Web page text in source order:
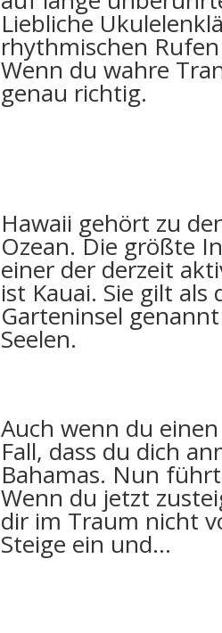
Liebliche
rhythmischen
Wenn du wahre
genau richtig.
Hawaii gehört zu
Ozean. Die größte
einer der derzeit
ist Kauai. Sie gilt
Garteninsel
Seelen.
Auch wenn du
Fall, dass du dich
Bahamas. Nun
Wenn du jetzt
dir im Traum nicht
Steige ein und…